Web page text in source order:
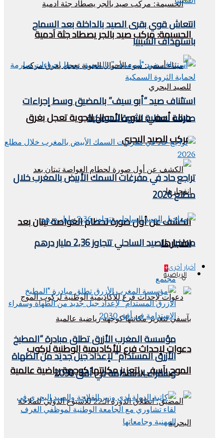
الحسيمة: مركب صيد بالجر يصطاد جثة آدمية
ميناء أسفي: سوء الأحوال الجوية تعجل بغرق
مركب للصيد البحري
الكشف عن أول صورة لحطام الغواصة تيتان بعد
انفجارها
الرياضية
دعوات لإحداث فرع للأكاديمية الوطنية لركوب
الموج بآسفي لتعزيز مكانتها كوجهة رياضية عالمية
انتعاش قوي بقرى الصيد بالداخلة بعد السماح
باستهداف السيبيا
استئناف صيد “أبو سيف” بالمضيق وسط إجراءات
صارمة لحماية الثروة السمكية
تراجع حاد في مفرغات السمك الأبيض بالمغرب خلال
مطلع 2026
مداخيل الصيد الساحلي تتجاوز 2,36 مليار درهم
أخبار أخرى+
مجتمع
مؤسسة المغرب الأزرق تطلق مبادرة “المطبخ
الأزرق المستدام” لإعداد جيل جديد من الطهاة
وسفراء الاستدامة في أفق 2030